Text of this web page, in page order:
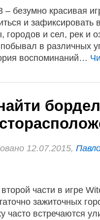
– безумно красивая
и зафиксировать
городов и сел, рек и
в различных
воспоминаний…
12.07.2015,
части в игре
зажиточных
часто встречаются